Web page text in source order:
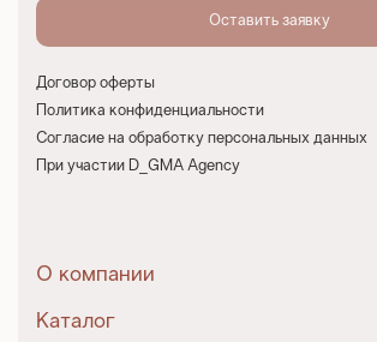
Договор оферты
Политика конфиденциальности
Согласие на обработку персональных данных
При участии D_GMA Agency
О компании
Каталог